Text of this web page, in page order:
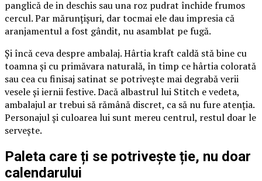
panglică de in deschis sau una roz pudrat închide frumos
cercul. Par mărunțișuri, dar tocmai ele dau impresia că
aranjamentul a fost gândit, nu asamblat pe fugă.
Și încă ceva despre ambalaj. Hârtia kraft caldă stă bine cu
toamna și cu primăvara naturală, în timp ce hârtia colorată
sau cea cu finisaj satinat se potrivește mai degrabă verii
vesele și iernii festive. Dacă albastrul lui Stitch e vedeta,
ambalajul ar trebui să rămână discret, ca să nu fure atenția.
Personajul și culoarea lui sunt mereu centrul, restul doar le
servește.
Paleta care ți se potrivește ție, nu doar
calendarului